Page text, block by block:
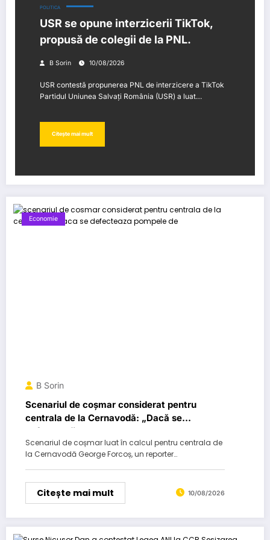
POLITICA
USR se opune interzicerii TikTok,
propusă de colegii de la PNL.
B Sorin 10/08/2026
USR contestă propunerea PNL de interzicere a TikTok
Partidul Uniunea Salvați România (USR) a luat…
Citește mai mult
Economie
B Sorin
Scenariul de coșmar considerat pentru
centrala de la Cernavodă: „Dacă se
defectează pompele de…”
Scenariul de coșmar luat în calcul pentru centrala de
la Cernavodă George Forcoș, un reporter…
Citește mai mult 10/08/2026